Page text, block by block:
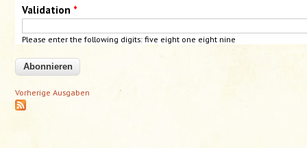
Validation *
Please enter the following digits: five eight one eight nine
Vorherige Ausgaben